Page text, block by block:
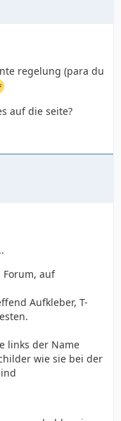
regelung (para du
auf die seite?
Forum, auf
Aufkleber, T-
links der Name
wie sie bei der